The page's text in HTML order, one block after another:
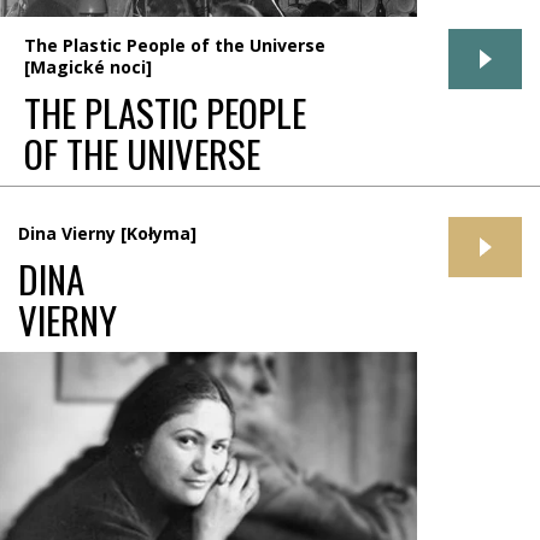
The Plastic People of the Universe
[Magické noci]
THE PLASTIC PEOPLE
OF THE UNIVERSE
Dina Vierny [Kołyma]
DINA
VIERNY